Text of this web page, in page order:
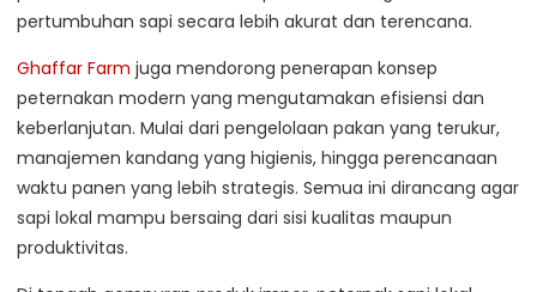
pertumbuhan sapi secara lebih akurat dan terencana.
Ghaffar Farm juga mendorong penerapan konsep
peternakan modern yang mengutamakan efisiensi dan
keberlanjutan. Mulai dari pengelolaan pakan yang terukur,
manajemen kandang yang higienis, hingga perencanaan
waktu panen yang lebih strategis. Semua ini dirancang agar
sapi lokal mampu bersaing dari sisi kualitas maupun
produktivitas.